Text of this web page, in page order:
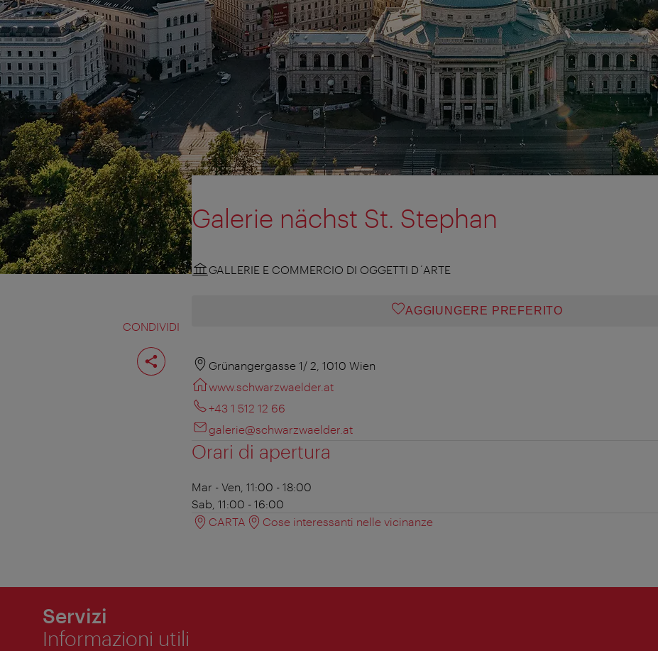
CONDIVIDI
Condividi
pagina
Galerie nächst St. Stephan
GALLERIE E COMMERCIO DI OGGETTI D´ARTE
AGGIUNGERE PREFERITO
Grünangergasse 1/ 2, 1010 Wien
www.schwarzwaelder.at
+43 1 512 12 66
galerie@schwarzwaelder.at
Orari di apertura
Mar - Ven, 11:00 - 18:00
Sab, 11:00 - 16:00
CARTA
Cose interessanti nelle vicinanze
Servizi
Informazioni utili